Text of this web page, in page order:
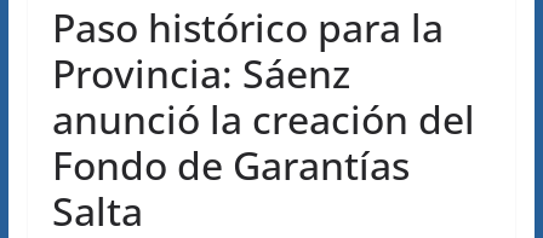
Paso histórico para la
Provincia: Sáenz
anunció la creación del
Fondo de Garantías
Salta